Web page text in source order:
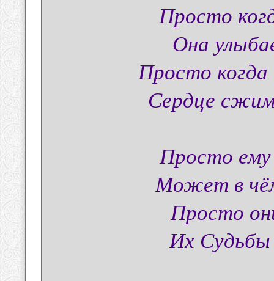
Просто
Она
Просто
Сердце
Просто ему
Может в
Просто
Их